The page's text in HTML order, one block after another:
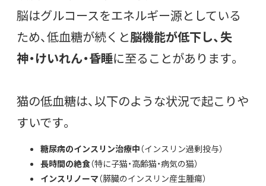
脳はグルコースをエネルギー源としている
ため、低血糖が続くと脳機能が低下し、失
神・けいれん・昏睡に至ることがあります。
猫の低血糖は、以下のような状況で起こりや
すいです。
糖尿病のインスリン治療中（インスリン過剰投与）
長時間の絶食（特に子猫・高齢猫・病気の猫）
インスリノーマ（膵臓のインスリン産生腫瘍）